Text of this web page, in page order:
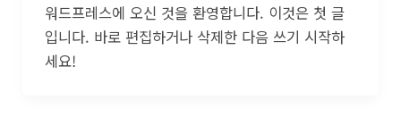
워드프레스에 오신 것을 환영합니다. 이것은 첫 글
입니다. 바로 편집하거나 삭제한 다음 쓰기 시작하
세요!